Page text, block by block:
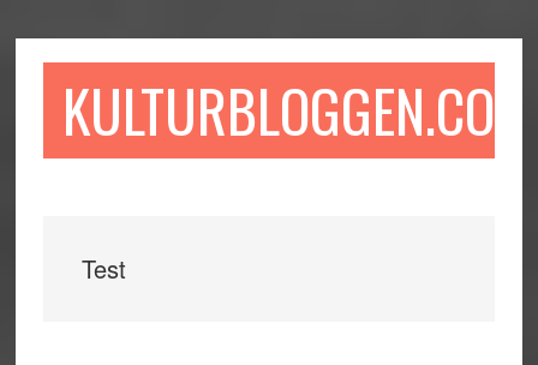
till
till
sidofältet
till
KULTURBLOGGEN.COM
Test